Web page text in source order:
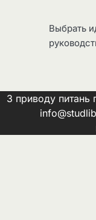
Выбрать
З приводу питань